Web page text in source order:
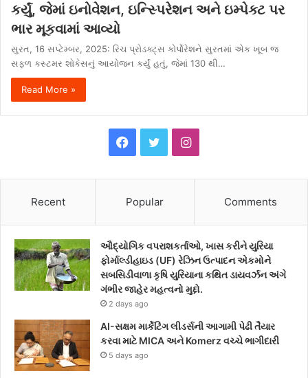
કર્યું, જેમાં ઇનોવેશન, ઇન્સ્પિરેશન અને ઇમ્પેક્ટ પર
ભાર મૂકવામાં આવ્યો
સુરત, 16 સપ્ટેમ્બર, 2025: રિચ પ્રોડક્ટ્સ કોર્પોરેશને સુરતમાં એક ખૂબ જ
સફળ કસ્ટમર શોકેસનું આયોજન કર્યું હતું, જેમાં 130 થી…
Read More »
c
e
b
o
o
k
i
t
t
e
I
t
a
g
a
Recent Popular Comments
ઔદ્યોગિક વપરાશકર્તાઓ, ખાસ કરીને યુરિયા
ફોર્માલ્ડીહાઇડ (UF) રેઝિન ઉત્પાદન એકમોને
સબસિડીવાળા કૃષિ યુરિયાના કથિત ડાયવર્ઝન અંગે
ગંભીર જાહેર મહત્વનો મુદ્દો.
2 days ago
AI-સક્ષમ માર્કેટિંગ લીડર્સની આગામી પેઢી તૈયાર
કરવા માટે MICA અને Komerz વચ્ચે ભાગીદારી
5 days ago